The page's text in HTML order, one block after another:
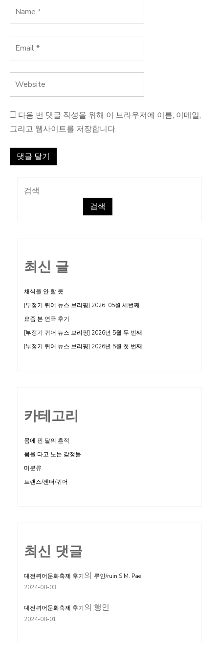
다음 번 댓글 작성을 위해 이 브라우저에 이름, 이메일,
그리고 웹사이트를 저장합니다.
검색
검색
최신 글
채식을 안 할 듯
[부정기 퀴어 뉴스 브리핑] 2026. 05월 세번째
요즘 본 연극 후기
[부정기 퀴어 뉴스 브리핑] 2026년 5월 두 번째
[부정기 퀴어 뉴스 브리핑] 2026년 5월 첫 번째
카테고리
몸에 핀 달의 흔적
몸을 타고 노는 감정들
미분류
트랜스/젠더/퀴어
최신 댓글
대전퀴어문화축제 후기의 루인/ruin S.M. Pae
2024-08-03
대전퀴어문화축제 후기의 행인
2024-08-01